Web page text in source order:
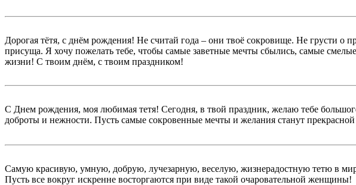
Дорогая тётя, с днём рождения! Не считай года – они твоё сокровище. Не грусти о
присуща. Я хочу пожелать тебе, чтобы самые заветные мечты сбылись, самые
жизни! С твоим днём, с твоим праздником!
С Днем рождения, моя любимая тетя! Сегодня, в твой праздник, желаю тебе
доброты и нежности. Пусть самые сокровенные мечты и желания станут
Самую красивую, умную, добрую, лучезарную, веселую, жизнерадостную тетю в
Пусть все вокруг искренне восторгаются при виде такой очаровательной женщины!